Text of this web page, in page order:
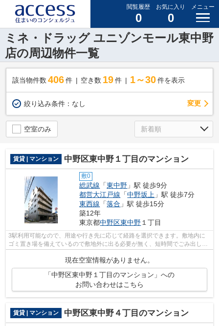
閲覧履歴
0
お気に入り
0
メニュー
ミネ・ドラッグ ユニゾンモール東中野
店の周辺物件一覧
該当物件数 406件 空き数 19 件 1～30 件を表示
絞り込み条件： なし 変更
空室のみ
賃貸 | マンション 中野区東中野１丁目のマンション
敷0
総武線 「東中野 」駅 徒歩9分
都営大江戸線 「中野坂上 」駅 徒歩7分
東西線 「落合 」駅 徒歩15分
築12年
東京都中野区東中野 １丁目
3駅利用可能なので、用途や行き先に応じて経路を選択できます。敷地内に
ゴミ置き場を備えているので敷地外に出る必要が無く、短時間でごみ出しを
現在空室情報がありません。
「中野区東中野１丁目のマンション」への
お問い合わせはこちら
賃貸 | マンション 中野区東中野４丁目のマンション